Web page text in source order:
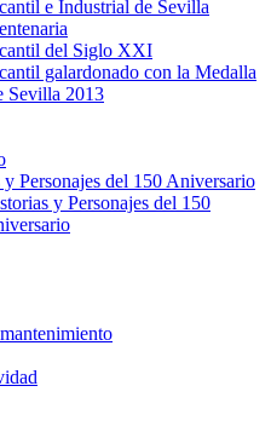
e Industrial de Sevilla
del Siglo XXI
galardonado con la Medalla
Sevilla 2013
Personajes del 150 Aniversario
y Personajes del 150